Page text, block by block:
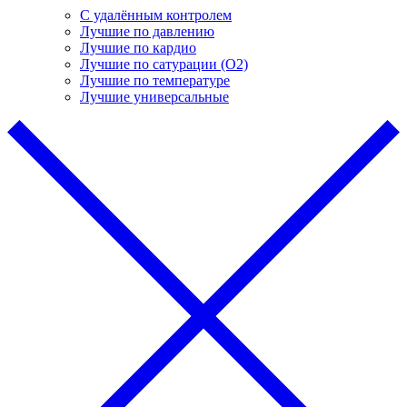
С удалённым контролем
Лучшие по давлению
Лучшие по кардио
Лучшие по сатурации (О2)
Лучшие по температуре
Лучшие универсальные